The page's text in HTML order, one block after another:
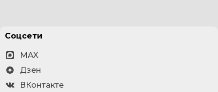
Соцсети
MAX
Дзен
ВКонтакте